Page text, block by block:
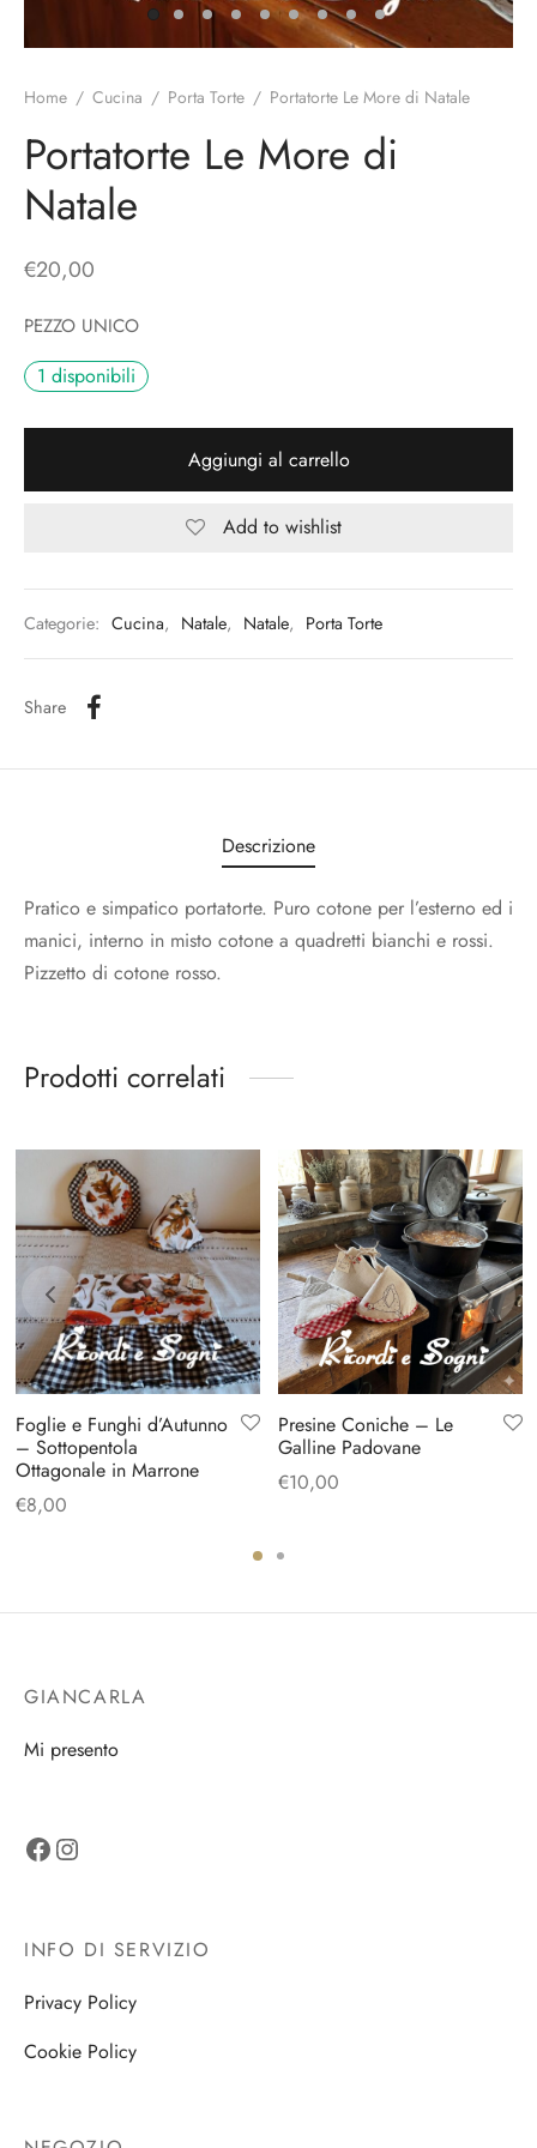
Home / Cucina / Porta Torte / Portatorte Le More di Natale
Portatorte Le More di
Natale
€20,00
PEZZO UNICO
1 disponibili
Aggiungi al carrello
Add to wishlist
Categorie: Cucina, Natale, Natale, Porta Torte
Share
Descrizione
Pratico e simpatico portatorte. Puro cotone per l’esterno ed i
manici, interno in misto cotone a quadretti bianchi e rossi.
Pizzetto di cotone rosso.
Prodotti correlati
Foglie e Funghi d’Autunno
– Sottopentola
Ottagonale in Marrone
€8,00
Presine Coniche – Le
Galline Padovane
€10,00
GIANCARLA
Mi presento
Facebook
INFO DI SERVIZIO
Privacy Policy
Cookie Policy
Decorativi